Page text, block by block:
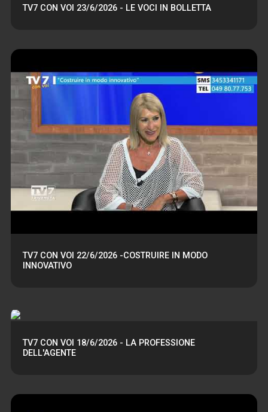
TV7 CON VOI 23/6/2026 - LE VOCI IN BOLLETTA
TV7 CON VOI 22/6/2026 -COSTRUIRE IN MODO
INNOVATIVO
TV7 CON VOI 18/6/2026 - LA PROFESSIONE
DELL'AGENTE